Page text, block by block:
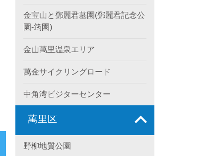
金宝山と鄧麗君墓園(鄧麗君記念公
園-筠園)
金山萬里温泉エリア
萬金サイクリングロード
中角湾ビジターセンター
萬里区
野柳地質公園